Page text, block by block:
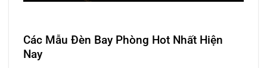
Các Mẫu Đèn Bay Phòng Hot Nhất Hiện
Nay